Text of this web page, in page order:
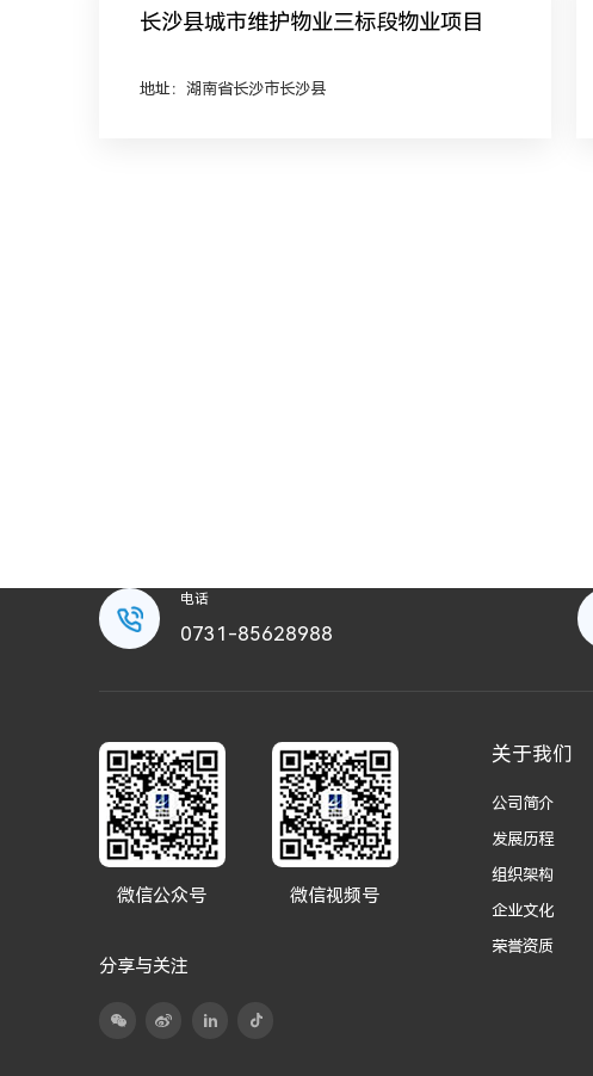
长沙县城市维护物业三标段物业项目
地址：湖南省长沙市长沙县
电话
0731-85628988
微信公众号 微信视频号
分享与关注
关于我们
公司简介
发展历程
组织架构
企业文化
荣誉资质